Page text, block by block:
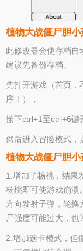
植物大战僵尸胆
此修改器会使存档自
建议先备份存档。
先打开游戏（首页，
序！），
按下ctrl+1至ctrl+6键
然后进入冒险模式，
植物大战僵尸胆
1.增加了杨桃，结果
杨桃即可使游戏崩溃
方向发射子弹，轮换
尸强度可能过大，也
2.增加选卡模式，但